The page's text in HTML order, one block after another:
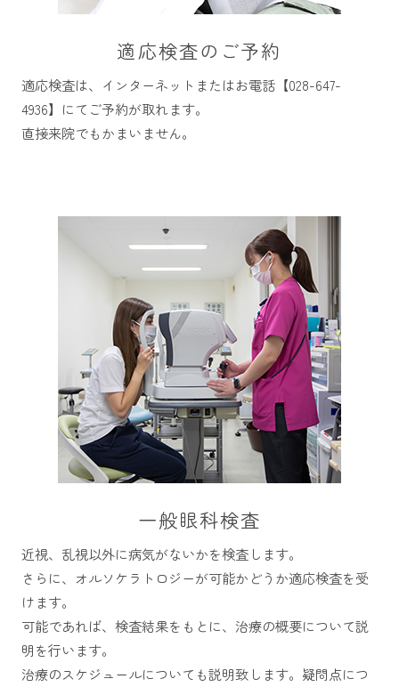
適応検査のご予約
適応検査は、インターネットまたはお電話【028-647-
4936】にてご予約が取れます。
直接来院でもかまいません。
一般眼科検査
近視、乱視以外に病気がないかを検査します。
さらに、オルソケラトロジーが可能かどうか適応検査を受
けます。
可能であれば、検査結果をもとに、治療の概要について説
明を行います。
治療のスケジュールについても説明致します。疑問点につ